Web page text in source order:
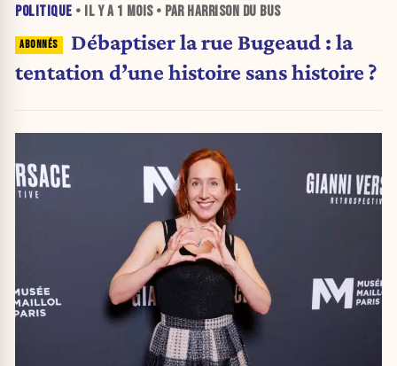
POLITIQUE • IL Y A 1 MOIS• PAR HARRISON DU BUS
Débaptiser la rue Bugeaud : la
tentation d’une histoire sans histoire ?